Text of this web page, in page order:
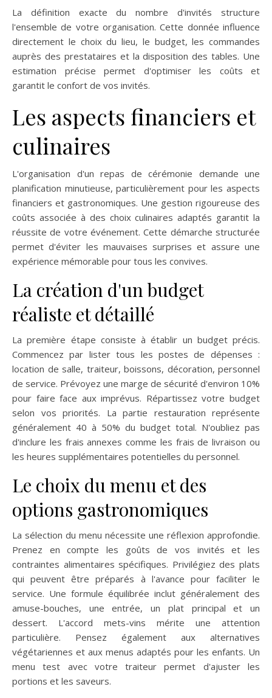
La définition exacte du nombre d'invités structure
l'ensemble de votre organisation. Cette donnée influence
directement le choix du lieu, le budget, les commandes
auprès des prestataires et la disposition des tables. Une
estimation précise permet d'optimiser les coûts et
garantit le confort de vos invités.
Les aspects financiers et
culinaires
L'organisation d'un repas de cérémonie demande une
planification minutieuse, particulièrement pour les aspects
financiers et gastronomiques. Une gestion rigoureuse des
coûts associée à des choix culinaires adaptés garantit la
réussite de votre événement. Cette démarche structurée
permet d'éviter les mauvaises surprises et assure une
expérience mémorable pour tous les convives.
La création d'un budget
réaliste et détaillé
La première étape consiste à établir un budget précis.
Commencez par lister tous les postes de dépenses :
location de salle, traiteur, boissons, décoration, personnel
de service. Prévoyez une marge de sécurité d'environ 10%
pour faire face aux imprévus. Répartissez votre budget
selon vos priorités. La partie restauration représente
généralement 40 à 50% du budget total. N'oubliez pas
d'inclure les frais annexes comme les frais de livraison ou
les heures supplémentaires potentielles du personnel.
Le choix du menu et des
options gastronomiques
La sélection du menu nécessite une réflexion approfondie.
Prenez en compte les goûts de vos invités et les
contraintes alimentaires spécifiques. Privilégiez des plats
qui peuvent être préparés à l'avance pour faciliter le
service. Une formule équilibrée inclut généralement des
amuse-bouches, une entrée, un plat principal et un
dessert. L'accord mets-vins mérite une attention
particulière. Pensez également aux alternatives
végétariennes et aux menus adaptés pour les enfants. Un
menu test avec votre traiteur permet d'ajuster les
portions et les saveurs.